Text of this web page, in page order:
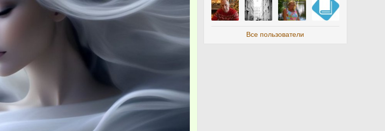
Все пользователи